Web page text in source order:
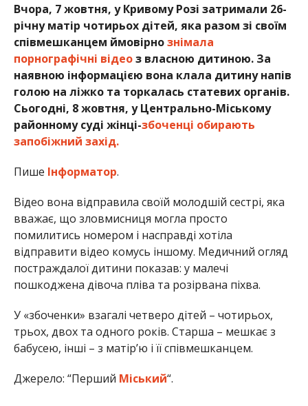
Вчора, 7 жовтня, у Кривому Розі затримали 26-
річну матір чотирьох дітей, яка разом зі своїм
співмешканцем ймовірнознімала
порнографічні відеоз власною дитиною. За
наявною інформацією вона клала дитину напів
голою на ліжко та торкалась статевих органів.
Сьогодні, 8 жовтня, у Центрально-Міському
районному суді жінці-збоченці обирають
запобіжний захід.
Пише Інформатор.
Відео вона відправила своїй молодшій сестрі, яка
вважає, що зловмисниця могла просто
помилитись номером і насправді хотіла
відправити відео комусь іншому. Медичний огляд
постраждалої дитини показав: у малечі
пошкоджена дівоча пліва та розірвана піхва.
У «збоченки» взагалі четверо дітей – чотирьох,
трьох, двох та одного років. Старша – мешкає з
бабусею, інші – з матір’ю і її співмешканцем.
Джерело: “Перший Міський“.